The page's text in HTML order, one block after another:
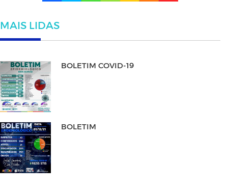
MAIS LIDAS
BOLETIM COVID-19
BOLETIM